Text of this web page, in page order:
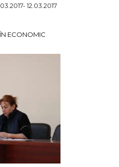
12.03.2017
ECONOMIC